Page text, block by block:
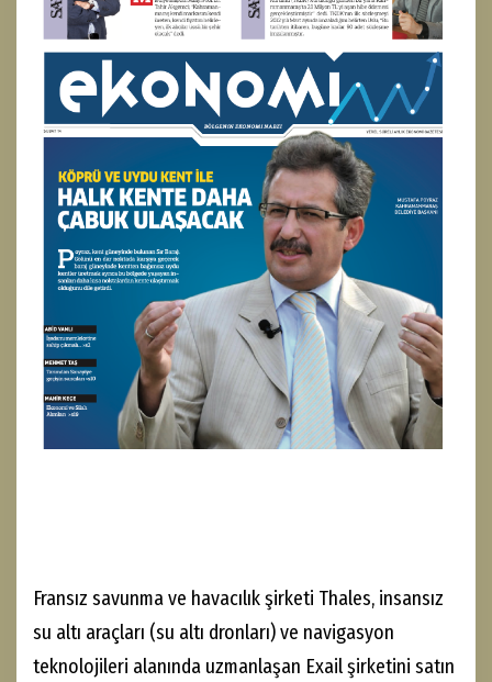
Fransız savunma ve havacılık şirketi Thales, insansız
su altı araçları (su altı dronları) ve navigasyon
teknolojileri alanında uzmanlaşan Exail şirketini satın